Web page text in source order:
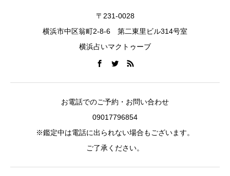
〒231-0028
横浜市中区翁町2-8-6 第二東里ビル314号室
横浜占いマクトゥーブ
お電話でのご予約・お問い合わせ
09017796854
※鑑定中は電話に出られない場合もございます。
ご了承ください。